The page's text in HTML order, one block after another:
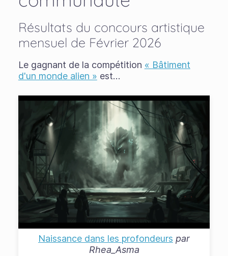
Résultats du concours artistique
mensuel de Février 2026
Le gagnant de la compétition « Bâtiment
d'un monde alien » est…
Naissance dans les profondeurs par
Rhea_Asma